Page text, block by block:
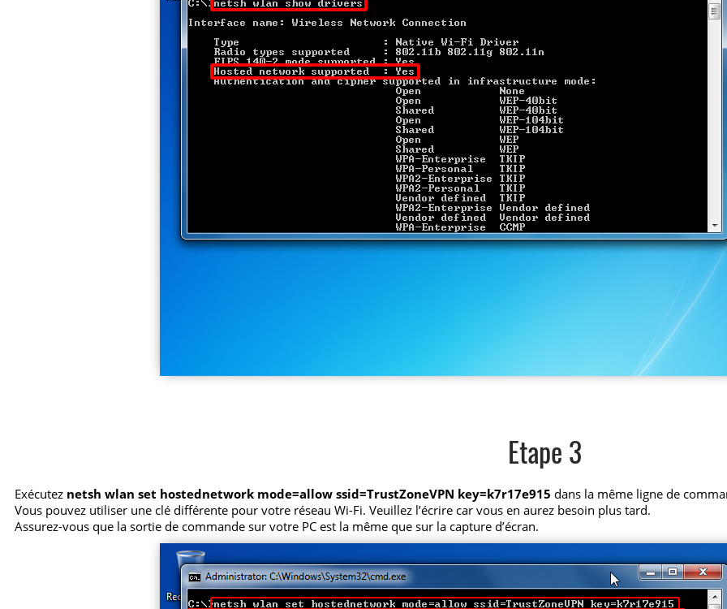
Etape 3
Exécutez netsh wlan set hostednetwork mode=allow ssid=TrustZoneVPN key=k7r17e915 dans la même ligne de
Vous pouvez utiliser une clé différente pour votre réseau Wi-Fi. Veuillez l’écrire car vous en aurez besoin plus tard.
Assurez-vous que la sortie de commande sur votre PC est la même que sur la capture d’écran.